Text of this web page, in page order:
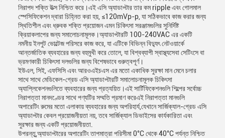
নিরাপদ শক্তি উত্স নিশ্চিত করে।এই এসি অ্যাডাপ্টার তার কম ripple এবং গোলমাল
স্পেসিফিকেশন দ্বারা চিহ্নিত করা হয়, ≤120mVp-p, যা সঠিকভাবে কাজ করার জন্য
স্থিতিশীল এবং ধ্রুবক শক্তি প্রয়োজন এমন চিকিৎসা সরঞ্জামগুলির সুনির্দিষ্ট
ক্রিয়াকলাপের জন্য সমালোচনামূলক।অ্যাডাপ্টারটি 100-240VAC এর একটি
নমনীয় ইনপুট ভোল্টেজ পরিসরে কাজ করে, যা এটিকে বিভিন্ন বিদ্যুৎ নেটওয়ার্কে
আন্তর্জাতিক ব্যবহারের জন্য বহুমুখী করে তোলে, যা বিশ্বব্যাপী স্বাস্থ্যসেবা সেটিংসে বা
ভ্রমণকারী চিকিৎসা দলগুলির জন্য বিশেষভাবে গুরুত্বপূর্ণ।
ইউএল, সিই, এফসিসি এবং আরওএইচএস এর মতো একাধিক সুরক্ষা মান মেনে চলার
সাথে সাথে মেডিকেল-গ্রেড এসি অ্যাডাপ্টারটি সমালোচনামূলক চিকিৎসা
অ্যাপ্লিকেশনগুলিতে ব্যবহারের জন্য প্রত্যয়িত।এই সার্টিফিকেশনগুলি শিল্পের সর্বোচ্চ
নিরাপত্তা মানদণ্ডের সাথে পণ্যটির সম্মতি প্রমাণ করেএই নিরাপত্তা মানগুলি
অপারেটিং রুমের মতো এলাকায় ব্যবহারের জন্য অপরিহার্য,যেখানে সার্জিক্যাল-গ্রেড এসি
অ্যাডাপ্টার কেবল প্রয়োজনীয়তা নয়, তবে সার্জিক্যাল ডিভাইসের কার্যকারিতা এবং
সুরক্ষার জন্য একটি প্রয়োজনীয়তা.
উপরন্তু,অ্যাডাপ্টারের অপারেটিং তাপমাত্রা পরিসীমা 0°C থেকে 40°C পর্যন্ত নিশ্চিত